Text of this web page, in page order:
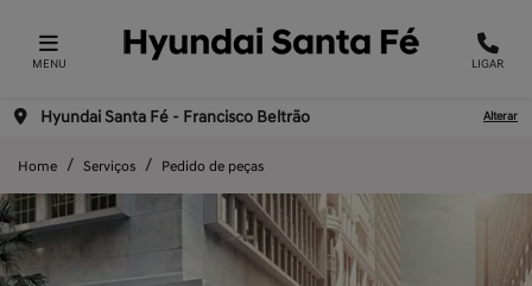
MENU LIGAR
Hyundai Santa Fé - Francisco Beltrão Alterar
Home Serviços Pedido de peças